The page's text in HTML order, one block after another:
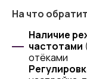
На что
Наличие
частотами
отёками